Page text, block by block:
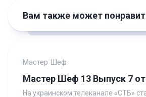
Вам также может
Мастер Шеф
Мастер Шеф 13 Выпуск 7 от
На украинском телеканале «СТБ»